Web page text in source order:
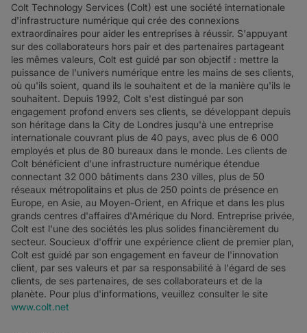
Colt Technology Services (Colt) est une société internationale
d'infrastructure numérique qui crée des connexions
extraordinaires pour aider les entreprises à réussir. S'appuyant
sur des collaborateurs hors pair et des partenaires partageant
les mêmes valeurs, Colt est guidé par son objectif : mettre la
puissance de l'univers numérique entre les mains de ses clients,
où qu'ils soient, quand ils le souhaitent et de la manière qu'ils le
souhaitent. Depuis 1992, Colt s'est distingué par son
engagement profond envers ses clients, se développant depuis
son héritage dans la City de Londres jusqu'à une entreprise
internationale couvrant plus de 40 pays, avec plus de 6 000
employés et plus de 80 bureaux dans le monde. Les clients de
Colt bénéficient d'une infrastructure numérique étendue
connectant 32 000 bâtiments dans 230 villes, plus de 50
réseaux métropolitains et plus de 250 points de présence en
Europe, en Asie, au Moyen-Orient, en Afrique et dans les plus
grands centres d'affaires d'Amérique du Nord. Entreprise privée,
Colt est l'une des sociétés les plus solides financièrement du
secteur. Soucieux d'offrir une expérience client de premier plan,
Colt est guidé par son engagement en faveur de l'innovation
client, par ses valeurs et par sa responsabilité à l'égard de ses
clients, de ses partenaires, de ses collaborateurs et de la
planète. Pour plus d'informations, veuillez consulter le site
www.colt.net